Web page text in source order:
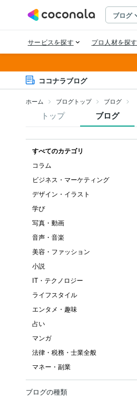
ココナラブログ
ホーム ブログトップ ブログ
トップ ブログ
すべてのカテゴリ
コラム
ビジネス・マーケティング
デザイン・イラスト
学び
写真・動画
音声・音楽
美容・ファッション
小説
IT・テクノロジー
ライフスタイル
エンタメ・趣味
占い
マンガ
法律・税務・士業全般
マネー・副業
ブログの種類